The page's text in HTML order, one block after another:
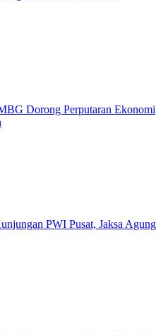
Dorong Perputaran Ekonomi
PWI Pusat, Jaksa Agung